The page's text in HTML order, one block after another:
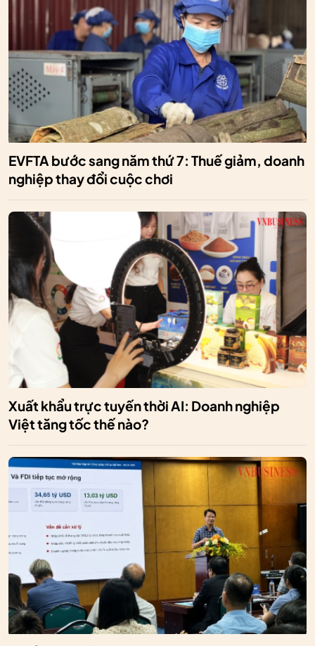
EVFTA bước sang năm thứ 7: Thuế giảm, doanh
nghiệp thay đổi cuộc chơi
Xuất khẩu trực tuyến thời AI: Doanh nghiệp
Việt tăng tốc thế nào?